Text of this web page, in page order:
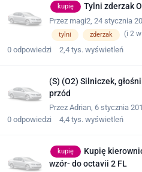
kupię Tylni zderzak
Przez magi2 24 stycznia
tylni zderzak (i 2
0 odpowiedzi 2,4 tys. wyświetleń
(S) (O2) Silniczek,
przód
Przez Adrian 6 stycznia
0 odpowiedzi 4,4 tys. wyświetleń
kupię
Kupię
wzór- do octavii 2 FL